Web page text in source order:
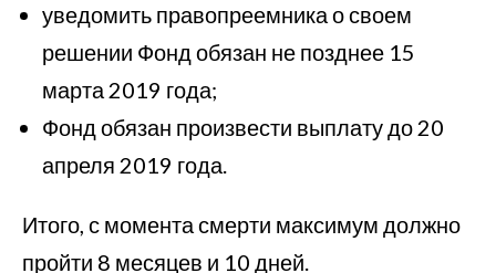
уведомить правопреемника о своем
решении Фонд обязан не позднее 15
марта 2019 года;
Фонд обязан произвести выплату до 20
апреля 2019 года.
Итого, с момента смерти максимум должно
пройти 8 месяцев и 10 дней.